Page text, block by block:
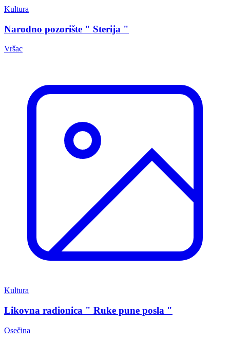
Kultura
Narodno pozorište " Sterija "
Vršac
Kultura
Likovna radionica " Ruke pune posla "
Osečina